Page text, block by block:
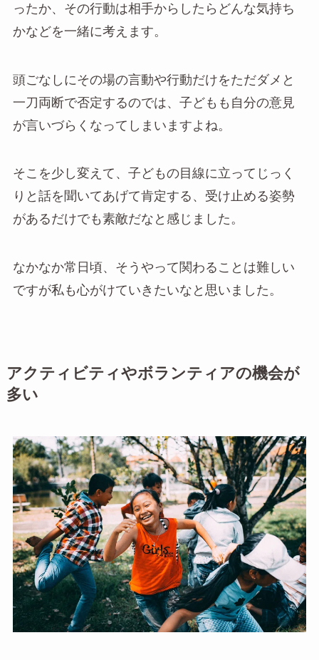
ったか、その行動は相手からしたらどんな気持ち
かなどを一緒に考えます。
頭ごなしにその場の言動や行動だけをただダメと
一刀両断で否定するのでは、子どもも自分の意見
が言いづらくなってしまいますよね。
そこを少し変えて、子どもの目線に立ってじっく
りと話を聞いてあげて肯定する、受け止める姿勢
があるだけでも素敵だなと感じました。
なかなか常日頃、そうやって関わることは難しい
ですが私も心がけていきたいなと思いました。
アクティビティやボランティアの機会が
多い